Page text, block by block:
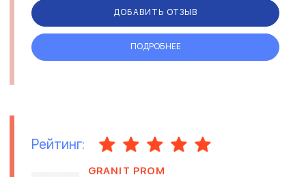
ДОБАВИТЬ ОТЗЫВ
ПОДРОБНЕЕ
Рейтинг:
GRANIT PROM